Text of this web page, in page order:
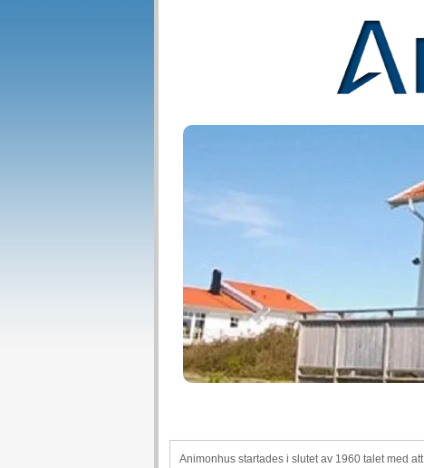
Animonhus startades i slutet av 1960 talet med att